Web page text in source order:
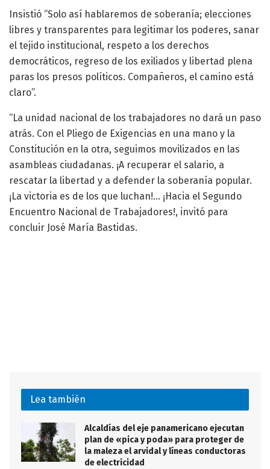
Insistió “Solo así hablaremos de soberanía; elecciones
libres y transparentes para legitimar los poderes, sanar
el tejido institucional, respeto a los derechos
democráticos, regreso de los exiliados y libertad plena
paras los presos políticos. Compañeros, el camino está
claro”.
“La unidad nacional de los trabajadores no dará un paso
atrás. Con el Pliego de Exigencias en una mano y la
Constitución en la otra, seguimos movilizados en las
asambleas ciudadanas. ¡A recuperar el salario, a
rescatar la libertad y a defender la soberanía popular.
¡La victoria es de los que luchan!… ¡Hacia el Segundo
Encuentro Nacional de Trabajadores!, invitó para
concluir José María Bastidas.
Lea también
Alcaldías del eje panamericano ejecutan
plan de «pica y poda» para proteger de
la maleza el arvidal y líneas conductoras
de electricidad